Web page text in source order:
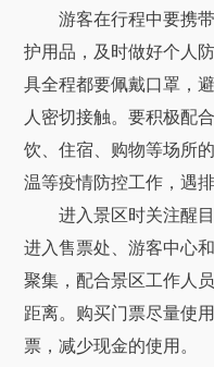
游客在行程中要携带
护用品，及时做好个人
具全程都要佩戴口罩，
人密切接触。要积极配
饮、住宿、购物等场所
温等疫情防控工作，遇
进入景区时关注醒目
进入售票处、游客中心
聚集，配合景区工作人
距离。购买门票尽量使
票，减少现金的使用。